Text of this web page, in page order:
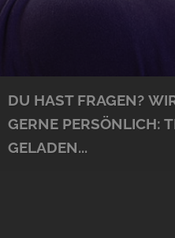
DU HAST FRAGEN?
GERNE PERSÖNLICH:
GELADEN...